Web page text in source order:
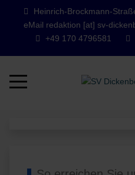
Heinrich-Brockmann-
eMail redaktion [at] sv-
+49 170 4796581
Mobile Menu Toggle